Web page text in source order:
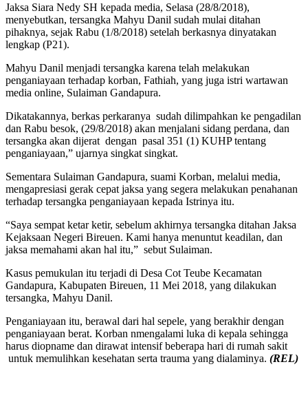
Jaksa Siara Nedy SH kepada media, Selasa (28/8/2018),
menyebutkan, tersangka Mahyu Danil sudah mulai ditahan
pihaknya, sejak Rabu (1/8/2018) setelah berkasnya dinyatakan
lengkap (P21).
Mahyu Danil menjadi tersangka karena telah melakukan
penganiayaan terhadap korban, Fathiah, yang juga istri wartawan
media online, Sulaiman Gandapura.
Dikatakannya, berkas perkaranya sudah dilimpahkan ke pengadilan
dan Rabu besok, (29/8/2018) akan menjalani sidang perdana, dan
tersangka akan dijerat dengan pasal 351 (1) KUHP tentang
penganiayaan,” ujarnya singkat singkat.
Sementara Sulaiman Gandapura, suami Korban, melalui media,
mengapresiasi gerak cepat jaksa yang segera melakukan penahanan
terhadap tersangka penganiayaan kepada Istrinya itu.
“Saya sempat ketar ketir, sebelum akhirnya tersangka ditahan Jaksa
Kejaksaan Negeri Bireuen. Kami hanya menuntut keadilan, dan
jaksa memahami akan hal itu,” sebut Sulaiman.
Kasus pemukulan itu terjadi di Desa Cot Teube Kecamatan
Gandapura, Kabupaten Bireuen, 11 Mei 2018, yang dilakukan
tersangka, Mahyu Danil.
Penganiayaan itu, berawal dari hal sepele, yang berakhir dengan
penganiayaan berat. Korban nmengalami luka di kepala sehingga
harus diopname dan dirawat intensif beberapa hari di rumah sakit
untuk memulihkan kesehatan serta trauma yang dialaminya. (REL)